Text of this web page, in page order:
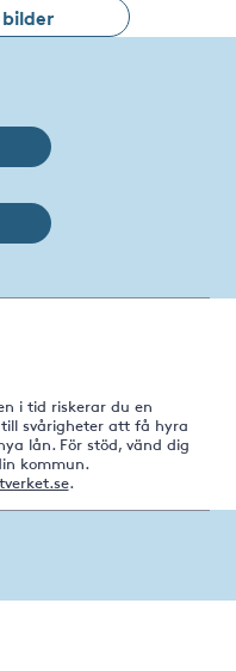
i tid riskerar du en
svårigheter att få hyra
lån. För stöd, vänd dig
kommun.
.